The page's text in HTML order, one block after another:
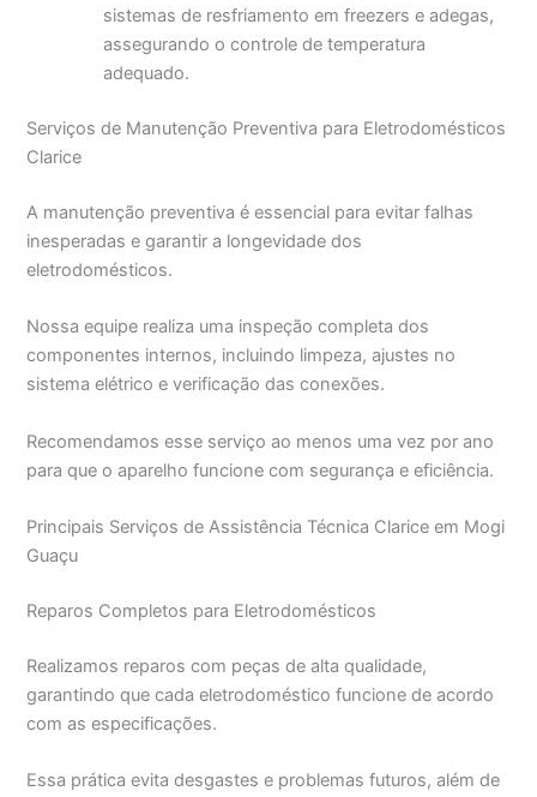
sistemas de resfriamento em freezers e adegas,
assegurando o controle de temperatura
adequado.
Serviços de Manutenção Preventiva para Eletrodomésticos
Clarice
A manutenção preventiva é essencial para evitar falhas
inesperadas e garantir a longevidade dos
eletrodomésticos.
Nossa equipe realiza uma inspeção completa dos
componentes internos, incluindo limpeza, ajustes no
sistema elétrico e verificação das conexões.
Recomendamos esse serviço ao menos uma vez por ano
para que o aparelho funcione com segurança e eficiência.
Principais Serviços de Assistência Técnica Clarice em Mogi
Guaçu
Reparos Completos para Eletrodomésticos
Realizamos reparos com peças de alta qualidade,
garantindo que cada eletrodoméstico funcione de acordo
com as especificações.
Essa prática evita desgastes e problemas futuros, além de